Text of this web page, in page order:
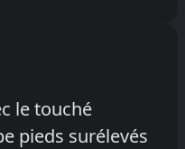
le touché
pieds surélevés